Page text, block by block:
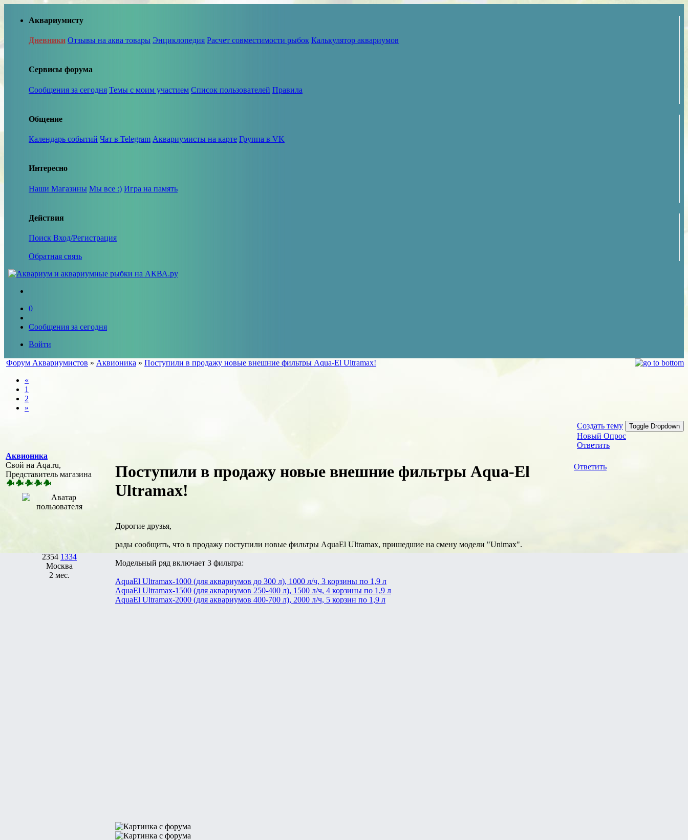
Аквариумисту
Дневники Отзывы на аква товары Энциклопедия Расчет совместимости рыбок Калькулятор аквариумов
Сервисы форума
Сообщения за сегодня Темы с моим участием Список пользователей Правила
Общение
Календарь событий Чат в Telegram Аквариумисты на карте Группа в VK
Интересно
Наши Магазины Мы все :) Игра на память
Действия
Поиск Вход/Регистрация
Обратная связь
0
Сообщения за сегодня
Войти
Форум Аквариумистов » Аквионика » Поступили в продажу новые внешние фильтры Aqua-El Ultramax!
«
1
2
»
Создать тему Toggle Dropdown
Новый Опрос
Ответить
Аквионика
Свой на Aqa.ru,
Представитель магазина
2354 1334
Москва
2 мес.
Ответить
Поступили в продажу новые внешние фильтры Aqua-El
Ultramax!
Дорогие друзья,
рады сообщить, что в продажу поступили новые фильтры AquaEl Ultramax, пришедшие на смену модели "Unimax".
Модельный ряд включает 3 фильтра:
AquaEl Ultramax-1000 (для аквариумов до 300 л), 1000 л/ч, 3 корзины по 1,9 л
AquaEl Ultramax-1500 (для аквариумов 250-400 л), 1500 л/ч, 4 корзины по 1,9 л
AquaEl Ultramax-2000 (для аквариумов 400-700 л), 2000 л/ч, 5 корзин по 1,9 л